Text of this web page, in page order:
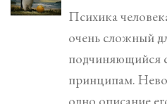
Психика
очень сложный
подчиняющийся
принципам.